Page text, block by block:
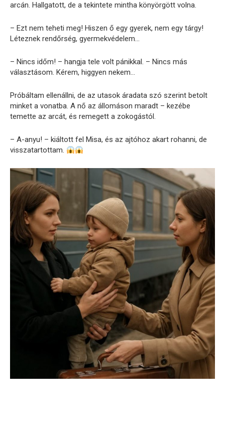
arcán. Hallgatott, de a tekintete mintha könyörgött volna.
– Ezt nem teheti meg! Hiszen ő egy gyerek, nem egy tárgy!
Léteznek rendőrség, gyermekvédelem…
– Nincs időm! – hangja tele volt pánikkal. – Nincs más
választásom. Kérem, higgyen nekem…
Próbáltam ellenállni, de az utasok áradata szó szerint betolt
minket a vonatba. A nő az állomáson maradt – kezébe
temette az arcát, és remegett a zokogástól.
– A-anyu! – kiáltott fel Misa, és az ajtóhoz akart rohanni, de
visszatartottam.